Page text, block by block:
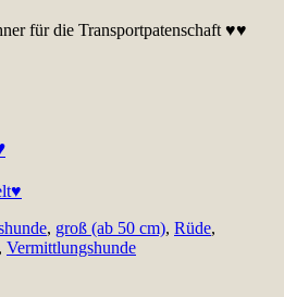
für die Transportpatenschaft ♥♥
, groß (ab 50 cm), Rüde,
, Vermittlungshunde